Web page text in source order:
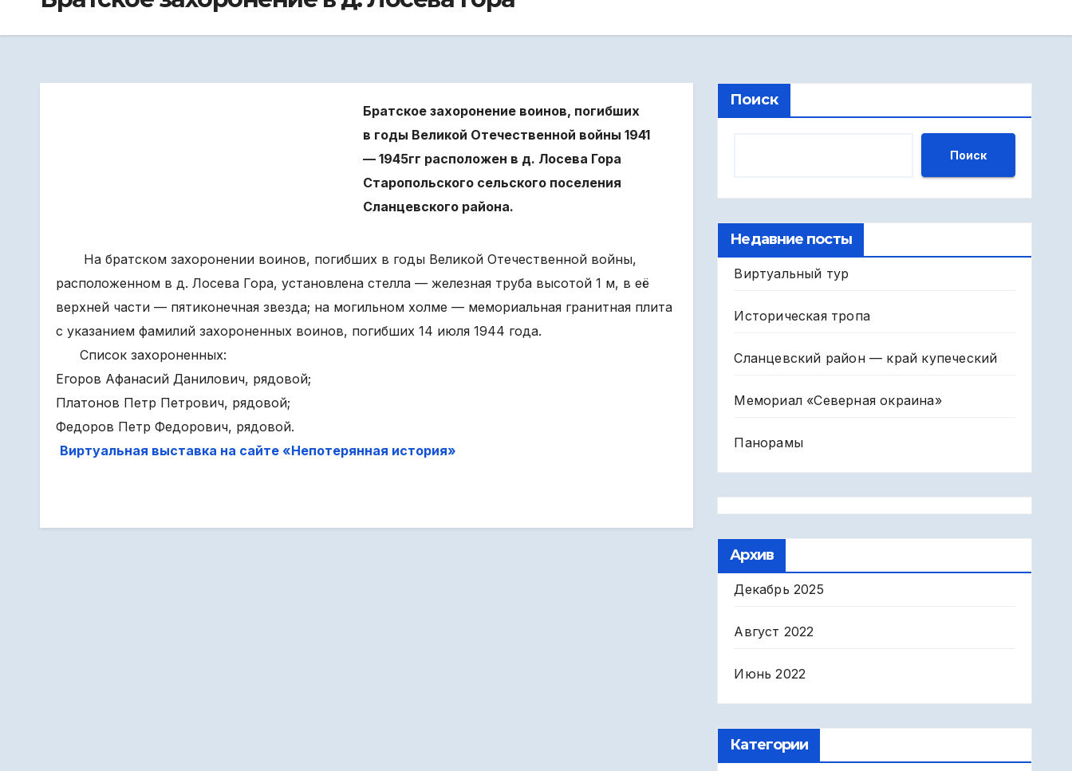
Братское захоронение воинов, погибших
в годы Великой Отечественной войны 1941
— 1945гг расположен в д. Лосева Гора
Старопольского сельского поселения
Сланцевского района.
На братском захоронении воинов, погибших в годы Великой Отечественной войны,
расположенном в д. Лосева Гора, установлена стелла — железная труба высотой 1 м, в её
верхней части — пятиконечная звезда; на могильном холме — мемориальная гранитная плита
с указанием фамилий захороненных воинов, погибших 14 июля 1944 года.
Список захороненных:
Егоров Афанасий Данилович, рядовой;
Платонов Петр Петрович, рядовой;
Федоров Петр Федорович, рядовой.
Виртуальная выставка на сайте «Непотерянная история»
Поиск
Поиск
Недавние посты
Виртуальный тур
Историческая тропа
Сланцевский район — край купеческий
Мемориал «Северная окраина»
Панорамы
Архив
Декабрь 2025
Август 2022
Июнь 2022
Категории